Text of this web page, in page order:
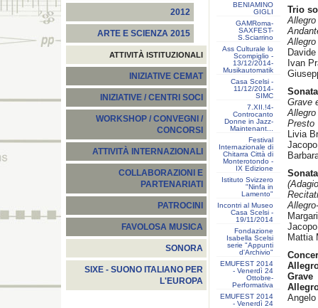
2012
ARTE E SCIENZA 2015
ATTIVITÀ ISTITUZIONALI
INIZIATIVE CEMAT
INIZIATIVE / CENTRI SOCI
WORKSHOP / CONVEGNI /
CONCORSI
ATTIVITÀ INTERNAZIONALI
COLLABORAZIONI E
PARTENARIATI
PATROCINI
FAVOLOSA MUSICA
SONORA
SIXE - SUONO ITALIANO PER
L'EUROPA
BENIAMINO
GIGLI
GAMRoma-
SAXFEST-
S.Sciarrino
Ass Culturale lo
Scompiglio -
13/12/2014-
Musikautomatik
Casa Scelsi -
11/12/2014-
SIMC
7.XII.!4-
Controcanto
Donne in Jazz-
Maintenant...
Festival
Internazionale di
Chitarra Città di
Monterotondo -
IX Edizione
Istituto Svizzero
"Ninfa in
Lamento"
Incontri al Museo
Casa Scelsi -
19/11/2014
Fondazione
Isabella Scelsi
serie "Appunti
d'Archivio"
EMUFEST 2014
- Venerdì 24
Ottobre-
Performativa
EMUFEST 2014
- Venerdì 24
Trio
Allegro
Allegro
Ivan
Grave
Presto
Livia
Mattia
Grave